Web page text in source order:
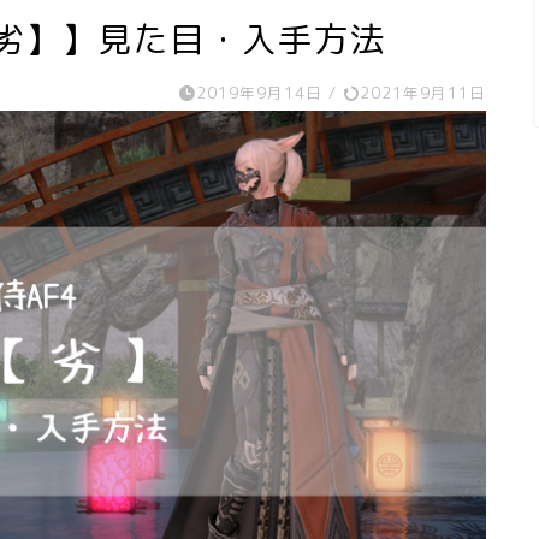
】】見た目・入手方法
2019年9月14日 / 2021年9月11日